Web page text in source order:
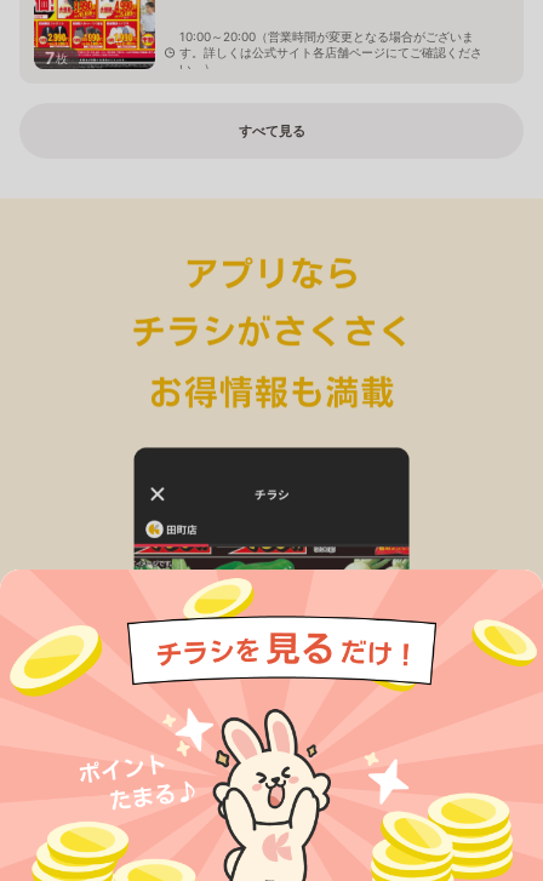
7枚
10:00～20:00（営業時間が変更となる場合がございま
す。詳しくは公式サイト各店舗ページにてご確認くださ
い。）
すべて見る